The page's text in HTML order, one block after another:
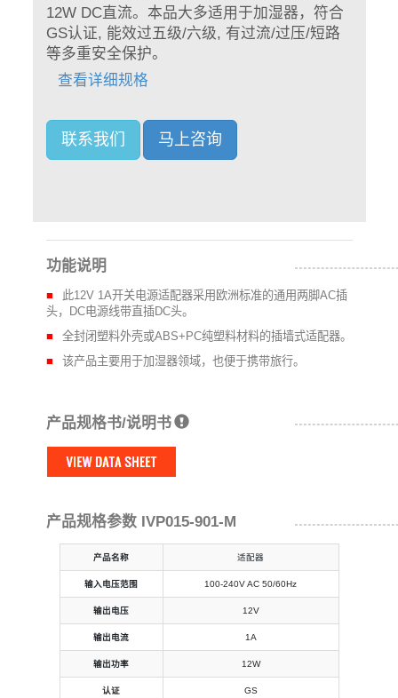
12W DC直流。本品大多适用于加湿器，符合
GS认证, 能效过五级/六级, 有过流/过压/短路
等多重安全保护。
查看详细规格
联系我们 马上咨询
功能说明
此12V 1A开关电源适配器采用欧洲标准的通用两脚AC插
头，DC电源线带直插DC头。
全封闭塑料外壳或ABS+PC纯塑料材料的插墙式适配器。
该产品主要用于加湿器领域，也便于携带旅行。
产品规格书/说明书
产品规格参数 IVP015-901-M
产品名称 适配器
输入电压范围 100-240V AC 50/60Hz
输出电压 12V
输出电流 1A
输出功率 12W
认证 GS